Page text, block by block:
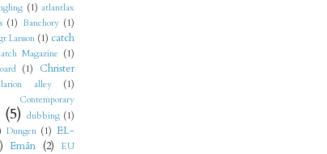
(1) atlantlax
(1) Banchory (1)
Larsson (1) catch
Magazine (1)
(1)
Christer
alley
(1)
Contemporary
(5) dubbing (1)
Dungen (1) EL-
Emån (2)
EU